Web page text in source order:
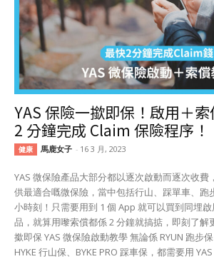
YAS 保險一撳即保！啟用＋
2 分鐘完成 Claim 保險程序！
健康 馬鹿女子 - 16 3 月, 2023
YAS 微保險產品大部分都以逐次啟動而逐次收費
供最適合嘅微保險，當中包括行山、踩單車、跑
小時刻！只需要用到 1 個 App 就可以買到同埋
品，就算用嚟索償都係 2 分鐘就搞掂，即刻了解
撳即保 YAS 微保險啟動教學 無論係 RYUN 跑步保
HYKE 行山保、BYKE PRO 踩車保，都需要用